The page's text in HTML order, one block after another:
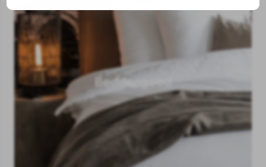
Beddengoed